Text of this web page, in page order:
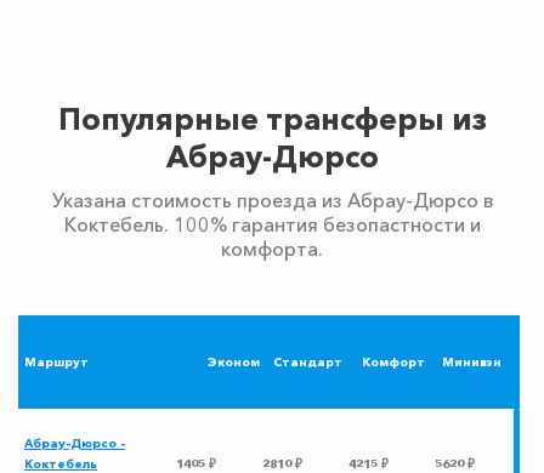
Популярные трансферы из
Абрау-Дюрсо
Указана стоимость проезда из Абрау-Дюрсо в
Коктебель. 100% гарантия безопастности и
комфорта.
Маршрут Эконом Стандарт Комфорт Минивэн
Абрау-Дюрсо -
Коктебель
1405 ₽ 2810 ₽ 4215 ₽ 5620 ₽